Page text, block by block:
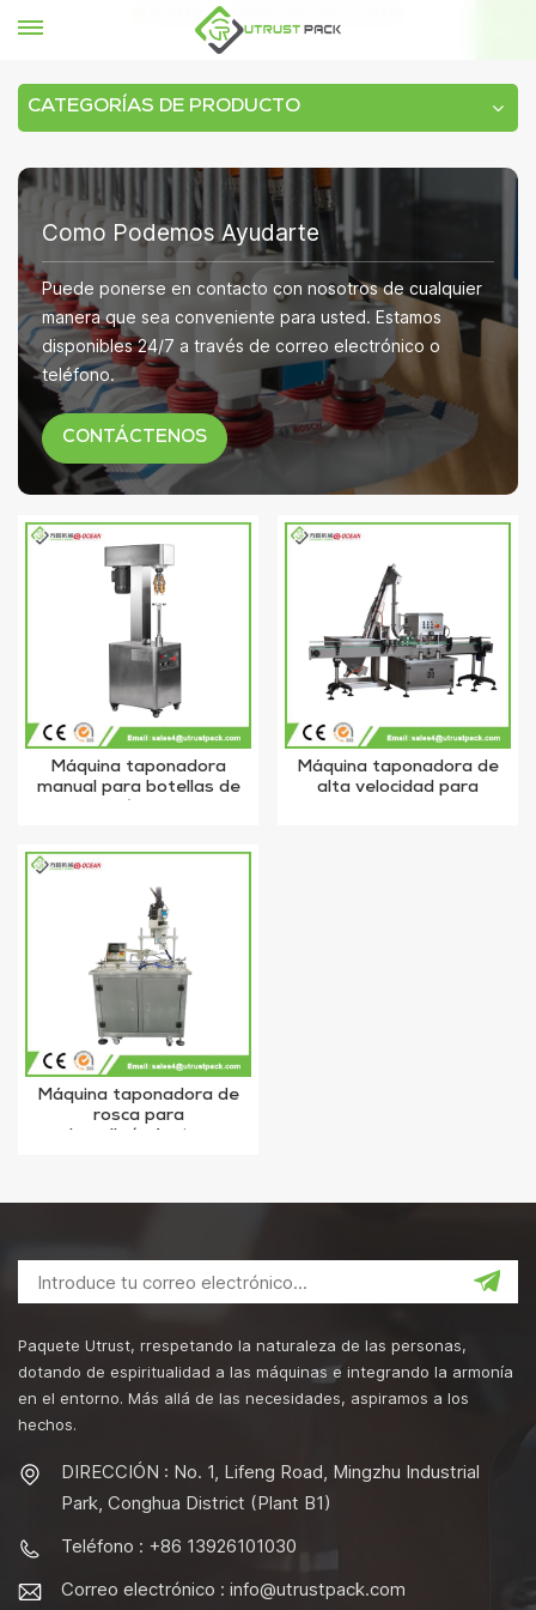
CATEGORÍAS DE PRODUCTO
Como Podemos Ayudarte
Puede ponerse en contacto con nosotros de cualquier
manera que sea conveniente para usted. Estamos
disponibles 24/7 a través de correo electrónico o
teléfono.
CONTÁCTENOS
Máquina taponadora
manual para botellas de
Máquina taponadora de
alta velocidad para
Máquina taponadora de
rosca para
Paquete Utrust, rrespetando la naturaleza de las personas,
dotando de espiritualidad a las máquinas e integrando la armonía
en el entorno. Más allá de las necesidades, aspiramos a los
hechos.
DIRECCIÓN : No. 1, Lifeng Road, Mingzhu Industrial
Park, Conghua District (Plant B1)
Teléfono : +86 13926101030
Correo electrónico : info@utrustpack.com